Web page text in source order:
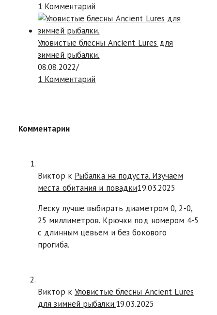
1 Комментарий
Уловистые блесны Ancient Lures для
зимней рыбалки.
08.08.2022/
1 Комментарий
Комментарии
Виктор к Рыбалка на подуста. Изучаем
места обитания и повадки19.03.2025
Леску лучше выбирать диаметром 0, 2-0,
25 миллиметров. Крючки под номером 4-5
с длинным цевьем и без бокового
прогиба.
Виктор к Уловистые блесны Ancient Lures
для зимней рыбалки.19.03.2025